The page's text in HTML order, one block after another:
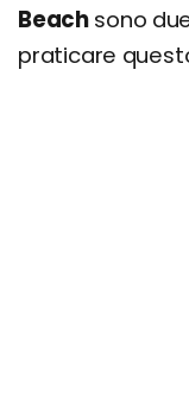
Beach sono
praticare